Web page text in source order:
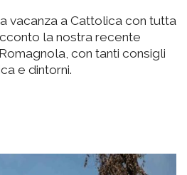
vacanza a Cattolica con tutta
la nostra recente
con tanti consigli
e dintorni.